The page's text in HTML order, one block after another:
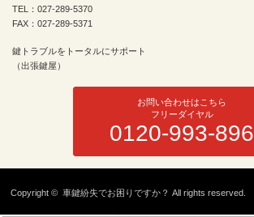
TEL：027-289-5370
FAX：027-289-5371
鍵トラブルをトータルにサポート
（出張鍵屋）
お問い合わせはこちら
フリーダイヤル
0120-993-896
Copyright ©車鍵紛失でお困りですか？ All rights reserved.